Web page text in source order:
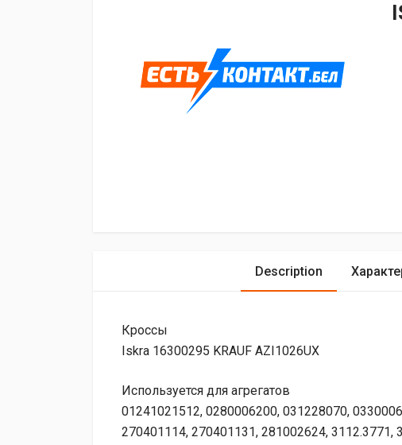
Description
Кроссы
Iskra 16300295 KRAUF AZI1026UX
Используется для агрегатов
01241021512, 0280006200, 031228070,
270401114, 270401131, 281002624,